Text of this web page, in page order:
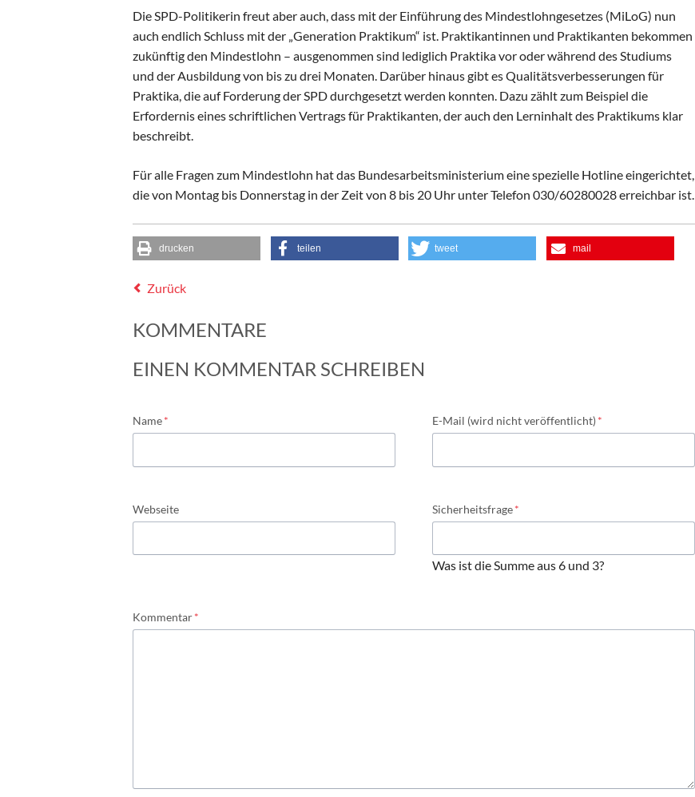
Die SPD-Politikerin freut aber auch, dass mit der Einführung des Mindestlohngesetzes (MiLoG) nun
auch endlich Schluss mit der „Generation Praktikum“ ist. Praktikantinnen und Praktikanten bekommen
zukünftig den Mindestlohn – ausgenommen sind lediglich Praktika vor oder während des Studiums
und der Ausbildung von bis zu drei Monaten. Darüber hinaus gibt es Qualitätsverbesserungen für
Praktika, die auf Forderung der SPD durchgesetzt werden konnten. Dazu zählt zum Beispiel die
Erfordernis eines schriftlichen Vertrags für Praktikanten, der auch den Lerninhalt des Praktikums klar
beschreibt.
Für alle Fragen zum Mindestlohn hat das Bundesarbeitsministerium eine spezielle Hotline eingerichtet,
die von Montag bis Donnerstag in der Zeit von 8 bis 20 Uhr unter Telefon 030/60280028 erreichbar ist.
drucken teilen tweet mail
Zurück
KOMMENTARE
EINEN KOMMENTAR SCHREIBEN
Pflichtfeld
Name* Pflichtfeld
E-Mail (wird nicht veröffentlicht)*
Webseite Pflichtfeld
Sicherheitsfrage*
Was ist die Summe aus 6 und 3?
Pflichtfeld
Kommentar*